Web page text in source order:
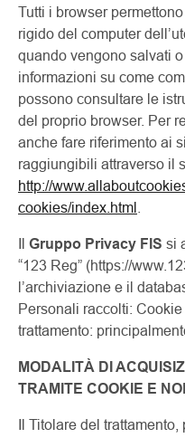
Tutti i browser
rigido del computer
quando vengono salvati
informazioni su come
possono consultare le
del proprio browser. Per
anche fare riferimento ai
raggiungibili attraverso il
http://
cookies/index.html
Gruppo Privacy FIS si
“123 Reg” (https://
l’archiviazione e il
Personali raccolti:
trattamento:
MODALITÀ DI
TRAMITE COOKIE E
Il Titolare del